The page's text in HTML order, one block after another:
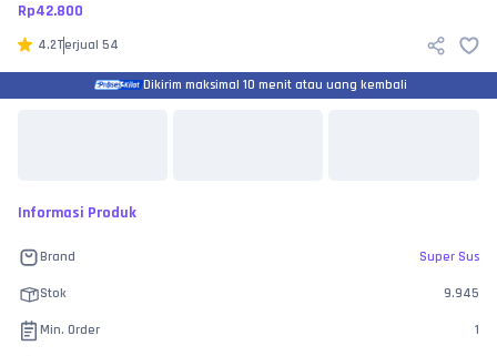
Rp42.800
4.2Terjual 54
Dikirim maksimal 10 menit atau uang kembali
Informasi Produk
Brand Super Sus
Stok 9.945
Min. Order 1